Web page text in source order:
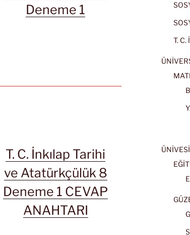
Deneme 1
T. C. İnkılap Tarihi
ve Atatürkçülük 8
Deneme 1 CEVAP
ANAHTARI
T. C.